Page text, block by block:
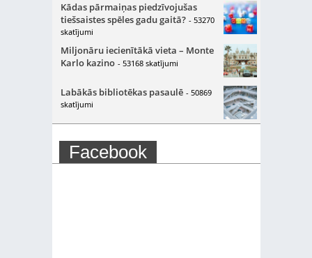
Kādas pārmaiņas piedzīvojušas
tiešsaistes spēles gadu gaitā? - 53270
skatījumi
Miljonāru iecienītākā vieta – Monte
Karlo kazino - 53168 skatījumi
Labākās bibliotēkas pasaulē - 50869
skatījumi
Facebook